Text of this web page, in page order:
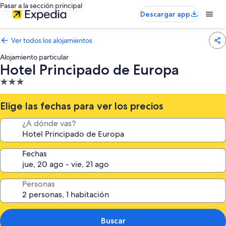
Pasar a la sección principal
Descargar app
Ver todos los alojamientos
Alojamiento particular
Hotel Principado de Europa
Alojamiento
de
3.0 estrellas
Elige las fechas para ver los precios
¿A dónde vas?
Fechas
Personas
Buscar